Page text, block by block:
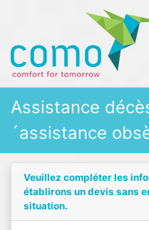
Assistance
´assistance
Veuillez compléter les
établirons un devis sans
situation.